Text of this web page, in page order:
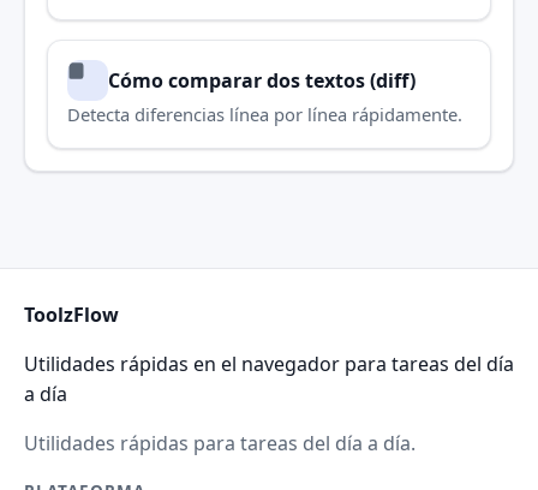
Cómo comparar dos textos (diff)
Detecta diferencias línea por línea rápidamente.
ToolzFlow
Utilidades rápidas en el navegador para tareas del día
a día
Utilidades rápidas para tareas del día a día.